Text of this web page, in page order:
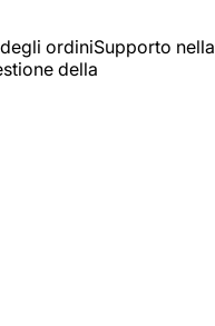
ordiniSupporto nella
della